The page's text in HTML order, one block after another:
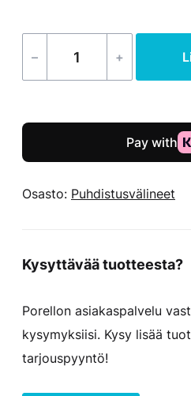
–
Spa
hoitoliina
määrä
+
Osasto: Puhdistusvälineet
Kysyttävää tuotteesta?
Porellon asiakaspalvelu
kysymyksiisi. Kysy lisää
tarjouspyyntö!